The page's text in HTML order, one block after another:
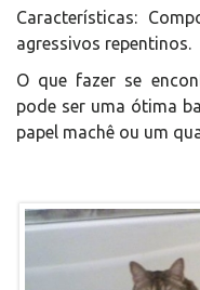
Características:
agressivos repentinos.
O que fazer se
pode ser uma ótima
papel machê ou um